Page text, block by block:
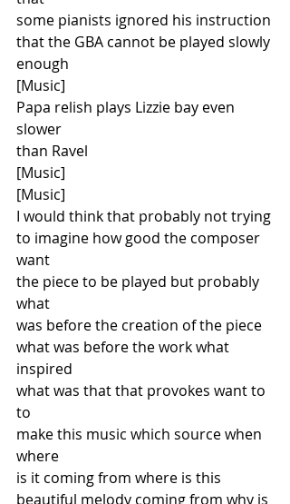
some pianists ignored his instruction
that the GBA cannot be played slowly
enough
[Music]
Papa relish plays Lizzie bay even
slower
than Ravel
[Music]
[Music]
I would think that probably not trying
to imagine how good the composer
want
the piece to be played but probably
what
was before the creation of the piece
what was before the work what
inspired
what was that that provokes want to
to
make this music which source when
where
is it coming from where is this
beautiful melody coming from why is